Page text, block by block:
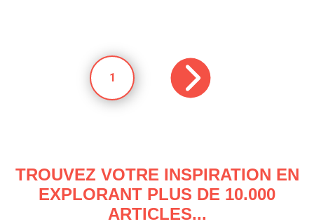
1
TROUVEZ VOTRE INSPIRATION EN
EXPLORANT PLUS DE 10.000
ARTICLES...